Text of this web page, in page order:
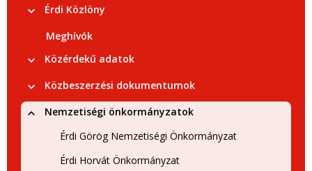
Érdi Közlöny
Meghívók
Közérdekű adatok
Közbeszerzési dokumentumok
Nemzetiségi önkormányzatok
Érdi Görög Nemzetiségi Önkormányzat
Érdi Horvát Önkormányzat